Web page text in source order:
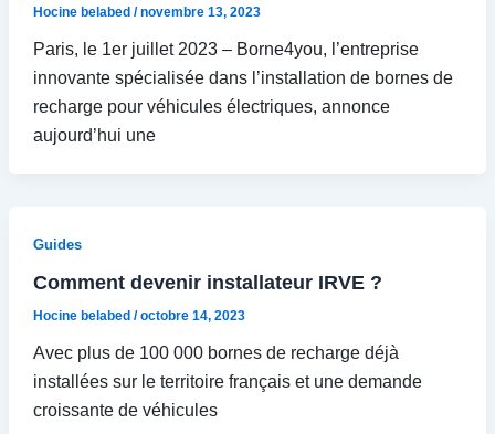
Hocine belabed /novembre 13, 2023
Paris, le 1er juillet 2023 – Borne4you, l’entreprise
innovante spécialisée dans l’installation de bornes de
recharge pour véhicules électriques, annonce
aujourd’hui une
Guides
Comment devenir installateur IRVE ?
Hocine belabed /octobre 14, 2023
Avec plus de 100 000 bornes de recharge déjà
installées sur le territoire français et une demande
croissante de véhicules